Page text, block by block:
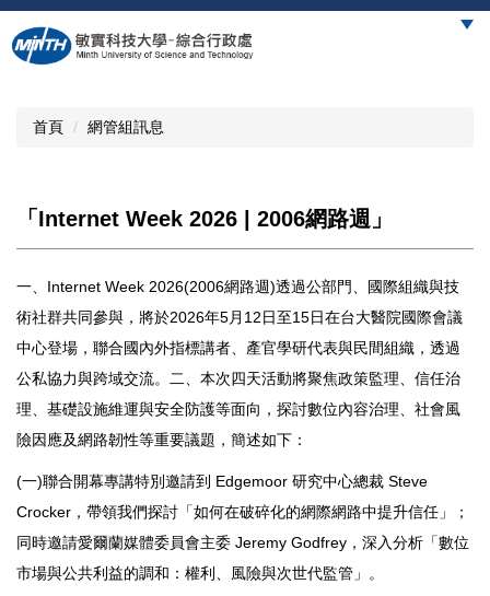
跳
到
主
首頁 網管組訊息
「Internet Week 2026 | 2006網路週」
一、Internet Week 2026(2006網路週)透過公部門、國際組織與技
術社群共同參與，將於2026年5月12日至15日在台大醫院國際會議
中心登場，聯合國內外指標講者、產官學研代表與民間組織，透過
公私協力與跨域交流。二、本次四天活動將聚焦政策監理、信任治
理、基礎設施維運與安全防護等面向，探討數位內容治理、社會風
險因應及網路韌性等重要議題，簡述如下：
(一)聯合開幕專講特別邀請到 Edgemoor 研究中心總裁 Steve
Crocker，帶領我們探討「如何在破碎化的網際網路中提升信任」；
同時邀請愛爾蘭媒體委員會主委 Jeremy Godfrey，深入分析「數位
市場與公共利益的調和：權利、風險與次世代監管」。